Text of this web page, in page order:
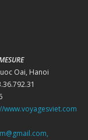
Oai, Hanoi
www.voyagesviet.com